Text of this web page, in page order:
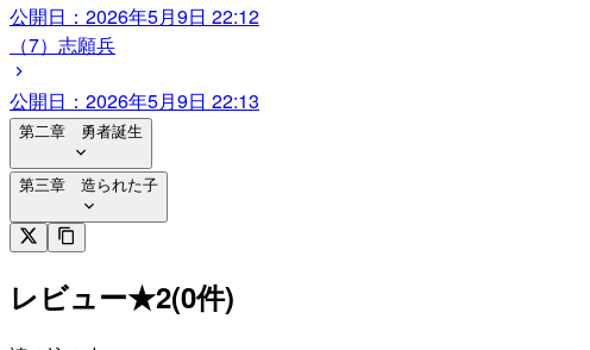
公開日： 2026年5月9日 22:12
（7）志願兵
公開日： 2026年5月9日 22:13
第二章 勇者誕生
第三章 造られた子
レビュー★2(0件)